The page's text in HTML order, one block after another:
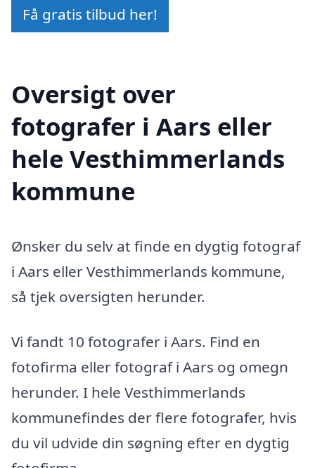
Få gratis tilbud her!
Oversigt over
fotografer i Aars eller
hele Vesthimmerlands
kommune
Ønsker du selv at finde en dygtig fotograf
i Aars eller Vesthimmerlands kommune,
så tjek oversigten herunder.
Vi fandt 10 fotografer i Aars. Find en
fotofirma eller fotograf i Aars og omegn
herunder. I hele Vesthimmerlands
kommunefindes der flere fotografer, hvis
du vil udvide din søgning efter en dygtig